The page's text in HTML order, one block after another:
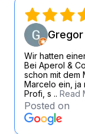
Wir hatten
Bei Aperol &
schon mit dem
Marcelo ein, ja
Profi, s .. Read
Posted on